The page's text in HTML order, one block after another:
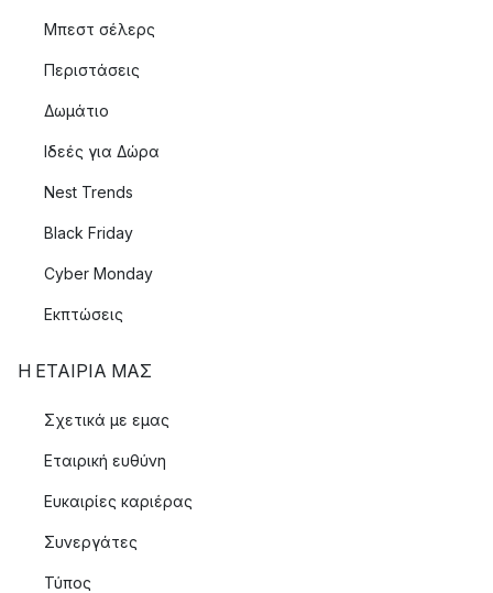
Μπεστ σέλερς
Περιστάσεις
Δωμάτιο
Ιδεές για Δώρα
Nest Trends
Black Friday
Cyber Monday
Εκπτώσεις
Η ΕΤΑΊΡΙΑ ΜΑΣ
Σχετικά με εμας
Εταιρική ευθύνη
Ευκαιρίες καριέρας
Συνεργάτες
Τύπος